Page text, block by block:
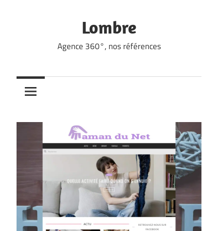
Lombre
Agence 360°, nos références